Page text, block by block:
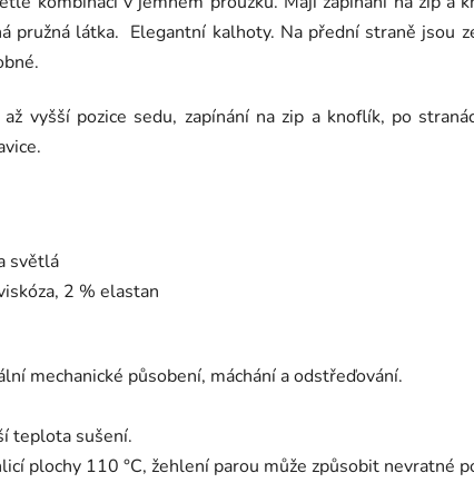
pružná látka. Elegantní kalhoty. Na přední straně jsou
vyšší pozice sedu, zapínání na zip a knoflík, po
světlá
2 % elastan
mechanické působení, máchání a odstřeďování.
teplota sušení.
plochy 110 °C, žehlení parou může způsobit nevratné